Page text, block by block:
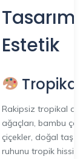
Estetik
Rakipsiz tropikal
ağaçları, bambu
çiçekler, doğal taş
ruhunu tropik